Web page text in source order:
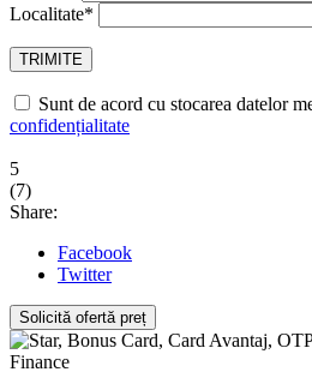
Localitate*
Sunt de acord cu stocarea datelor
confidențialitate
5
(7)
Share:
Facebook
Twitter
Solicită ofertă preț